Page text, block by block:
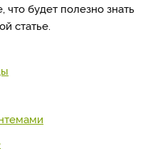
что будет полезно знать
статье.